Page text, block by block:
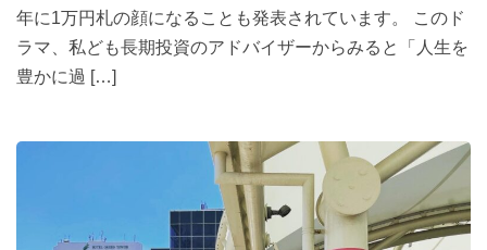
年に1万円札の顔になることも発表されています。 このド
ラマ、私ども長期投資のアドバイザーからみると「人生を
豊かに過 […]